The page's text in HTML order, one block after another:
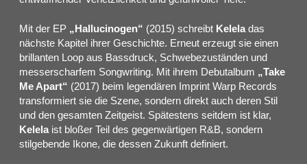
Mit der EP „Hallucinogen“ (2015) schreibt Kelela das
nächste Kapitel ihrer Geschichte. Erneut erzeugt sie einen
brillanten Loop aus Bassdruck, Schwebezuständen und
messerscharfem Songwriting. Mit ihrem Debutalbum „Take
Me Apart“ (2017) beim legendären Imprint Warp Records
transformiert sie die Szene, sondern direkt auch deren Stil
und den gesamten Zeitgeist. Spätestens seitdem ist klar,
Kelela ist bloßer Teil des gegenwärtigen R&B, sondern
stilgebende Ikone, die dessen Zukunft definiert.